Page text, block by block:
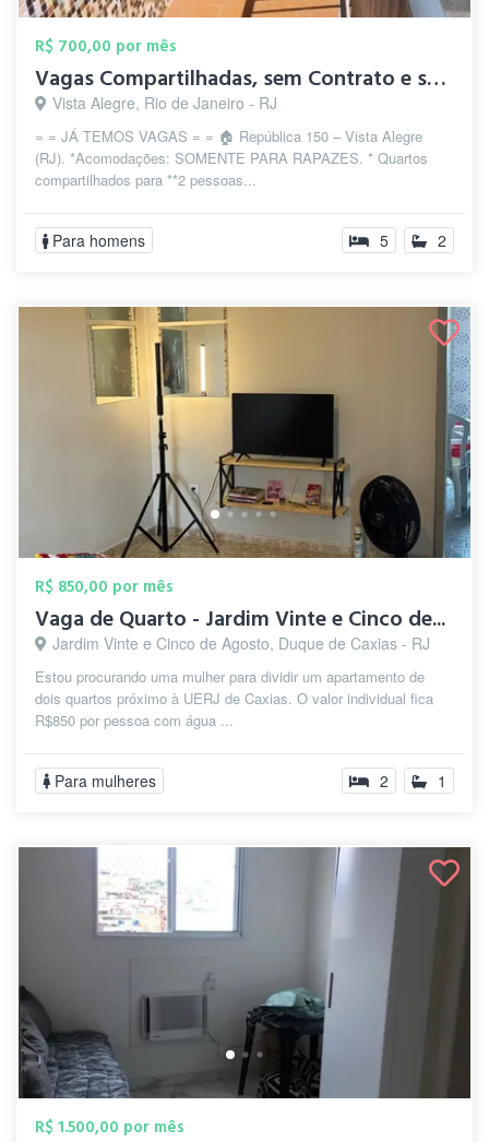
R$ 700,00 por mês
Vagas Compartilhadas, sem Contrato e sem...
Vista Alegre, Rio de Janeiro - RJ
= = JÁ TEMOS VAGAS = = 🏠 República 150 – Vista Alegre
(RJ). *Acomodações: SOMENTE PARA RAPAZES. * Quartos
compartilhados para **2 pessoas...
Para homens 5 2
R$ 850,00 por mês
Vaga de Quarto - Jardim Vinte e Cinco de...
Jardim Vinte e Cinco de Agosto, Duque de Caxias - RJ
Estou procurando uma mulher para dividir um apartamento de
dois quartos próximo à UERJ de Caxias. O valor individual fica
R$850 por pessoa com água ...
Para mulheres 2 1
R$ 1.500,00 por mês